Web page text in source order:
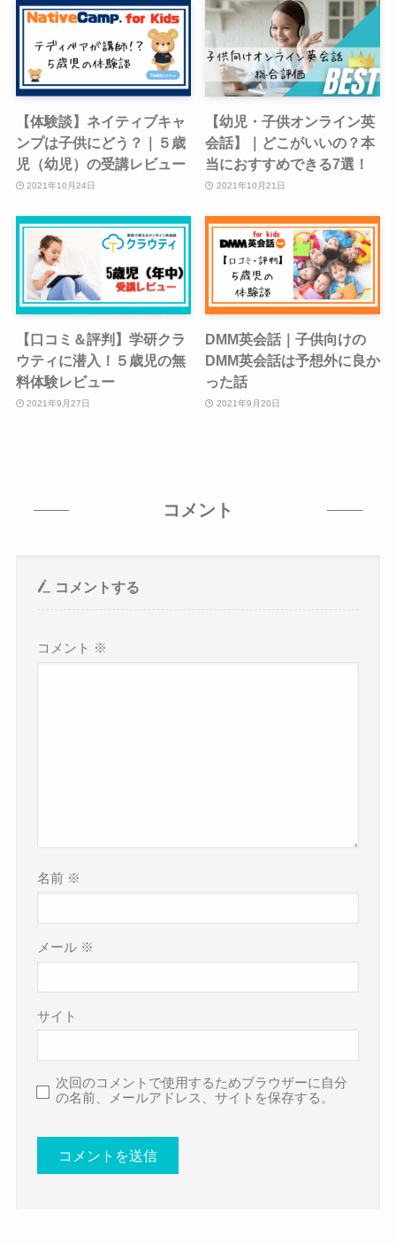
【体験談】ネイティブキャ
ンプは子供にどう？｜５歳
児（幼児）の受講レビュー
2021年10月24日
【幼児・子供オンライン英
会話】｜どこがいいの？本
当におすすめできる7選！
2021年10月21日
【口コミ＆評判】学研クラ
ウティに潜入！５歳児の無
料体験レビュー
2021年9月27日
DMM英会話｜子供向けの
DMM英会話は予想外に良か
った話
2021年9月20日
コメント
コメントする
コメント ※
名前 ※
メール ※
サイト
次回のコメントで使用するためブラウザーに自分
の名前、メールアドレス、サイトを保存する。